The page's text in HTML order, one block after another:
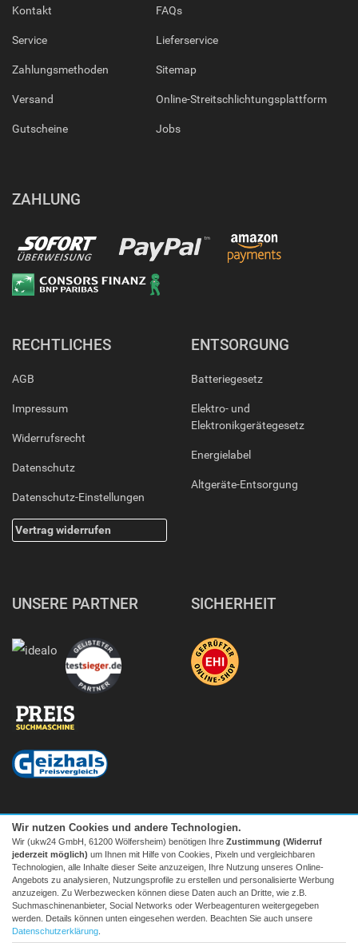
Kontakt
Service
Zahlungsmethoden
Versand
Gutscheine
FAQs
Lieferservice
Sitemap
Online-Streitschlichtungsplattform
Jobs
ZAHLUNG
RECHTLICHES
AGB
Impressum
Widerrufsrecht
Datenschutz
Datenschutz-Einstellungen
Vertrag widerrufen
ENTSORGUNG
Batteriegesetz
Elektro- und
Elektronikgerätegesetz
Energielabel
Altgeräte-Entsorgung
UNSERE PARTNER SICHERHEIT
Facebook| twitter
Wir nutzen Cookies und andere Technologien.
Wir (ukw24 GmbH, 61200 Wölfersheim) benötigen Ihre Zustimmung (Widerruf
jederzeit möglich) um Ihnen mit Hilfe von Cookies, Pixeln und vergleichbaren
Technologien, alle Inhalte dieser Seite anzuzeigen, Ihre Nutzung unseres Online-
Angebots zu analysieren, Nutzungsprofile zu erstellen und personalisierte Werbung
anzuzeigen. Zu Werbezwecken können diese Daten auch an Dritte, wie z.B.
Suchmaschinenanbieter, Social Networks oder Werbeagenturen weitergegeben
werden. Details können unten eingesehen werden. Beachten Sie auch unsere
Datenschutzerklärung